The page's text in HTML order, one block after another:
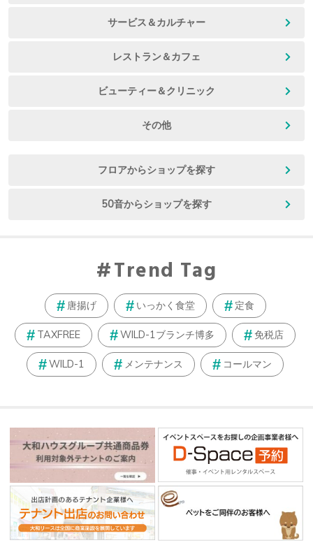
サービス＆カルチャー
レストラン＆カフェ
ビューティー＆クリニック
その他
フロアからショップを探す
50音からショップを探す
Trend Tag
唐揚げ いっかく食堂 定食
TAXFREE WILD-1ブランチ博多 免税店
WILD-1 メンテナンス コールマン